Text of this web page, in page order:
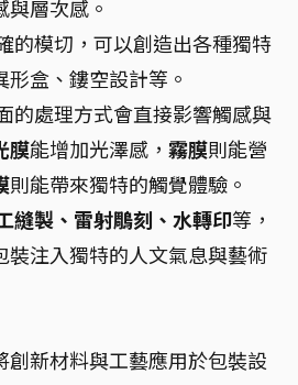
層次感。
的模切，可以創造出各種獨特
盒、鏤空設計等。
的處理方式會直接影響觸感與
膜能增加光澤感， 霧膜則能營
則能帶來獨特的觸覺體驗。
縫製、雷射鵰刻、水轉印等，
裝注入獨特的人文氣息與藝術
創新材料與工藝應用於包裝設